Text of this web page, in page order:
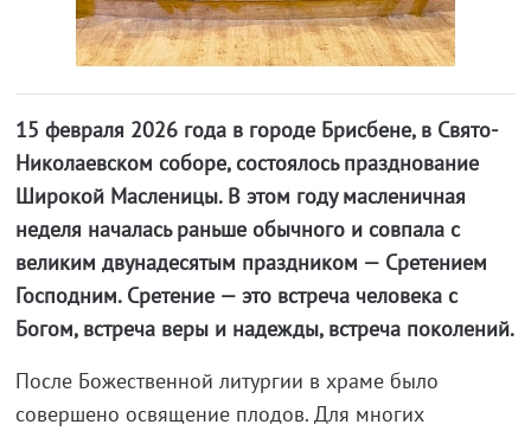
15 февраля 2026 года в городе Брисбене, в Свято-
Николаевском соборе, состоялось празднование
Широкой Масленицы. В этом году масленичная
неделя началась раньше обычного и совпала с
великим двунадесятым праздником — Сретением
Господним. Сретение — это встреча человека с
Богом, встреча веры и надежды, встреча поколений.
После Божественной литургии в храме было
совершено освящение плодов. Для многих